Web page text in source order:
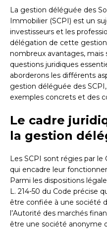
La gestion déléguée des
Immobilier (SCPI) est un
investisseurs et les
délégation de cette
nombreux avantages,
questions juridiques
aborderons les différents
gestion déléguée des
exemples concrets et des
Le cadre
la gestion
Les SCPI sont régies par
qui encadre leur
Parmi les dispositions
L. 214-50 du Code précise
être confiée à une société
l’Autorité des marchés
être une société anonyme